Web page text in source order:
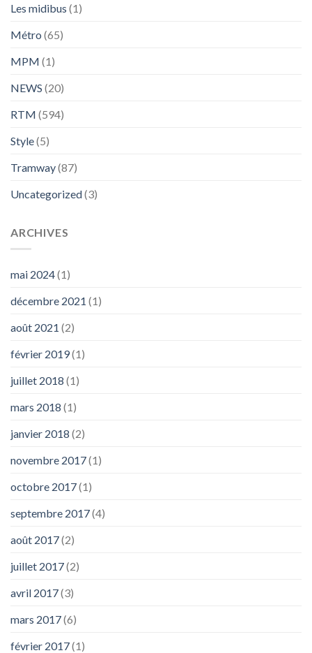
Les midibus (1)
Métro (65)
MPM (1)
NEWS (20)
RTM (594)
Style(5)
Tramway(87)
Uncategorized(3)
ARCHIVES
mai 2024(1)
décembre 2021 (1)
août 2021 (2)
février 2019(1)
juillet 2018 (1)
mars 2018 (1)
janvier 2018 (2)
novembre 2017(1)
octobre 2017(1)
septembre 2017(4)
août 2017(2)
juillet 2017(2)
avril 2017(3)
mars 2017(6)
février 2017(1)